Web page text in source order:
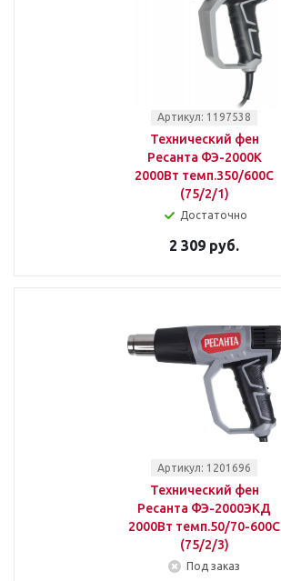
Артикул: 1197538
Технический фен
Ресанта ФЭ-2000К
2000Вт темп.350/600С
(75/2/1)
Достаточно
2 309 руб.
Артикул: 1201696
Технический фен
Ресанта ФЭ-2000ЭКД
2000Вт темп.50/70-600С
(75/2/3)
Под заказ